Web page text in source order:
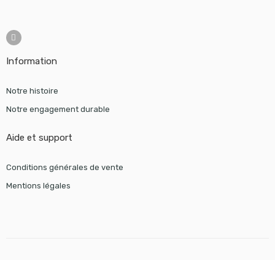
Information
Notre histoire
Notre engagement durable
Aide et support
Conditions générales de vente
Mentions légales